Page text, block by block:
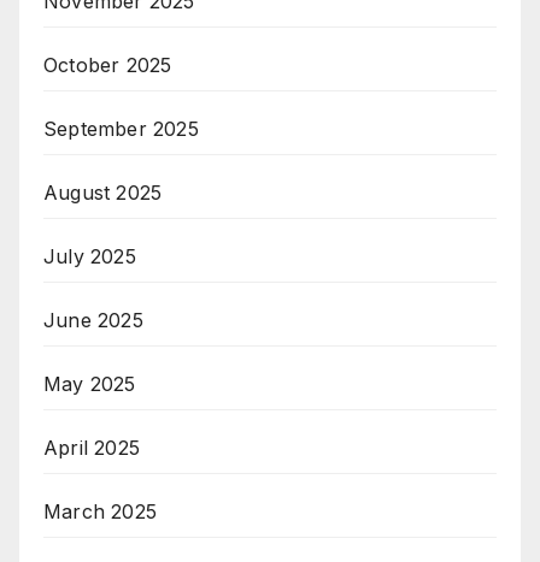
October 2025
September 2025
August 2025
July 2025
June 2025
May 2025
April 2025
March 2025